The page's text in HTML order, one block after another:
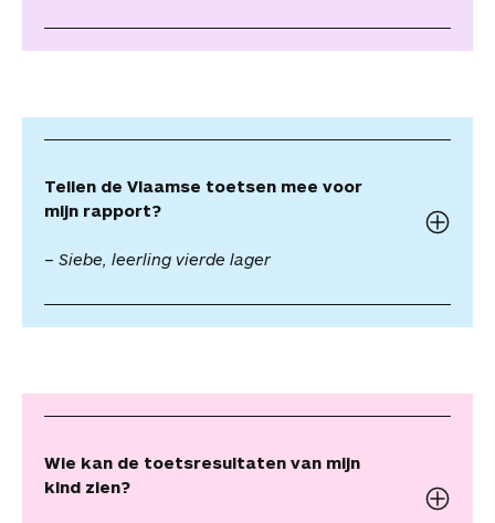
Tellen de Vlaamse toetsen mee voor
mijn rapport?
– Siebe, leerling vierde lager
Wie kan de toetsresultaten van mijn
kind zien?